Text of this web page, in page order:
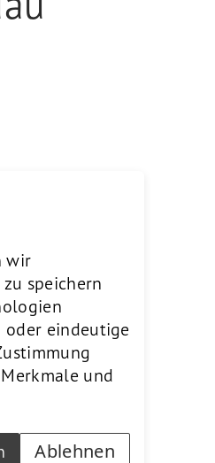
die
Chile
wir
speichern
eindeutige
und
Ablehnen